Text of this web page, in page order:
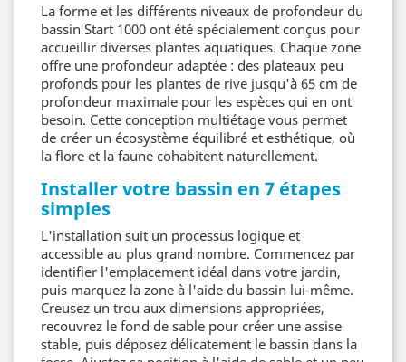
La forme et les différents niveaux de profondeur du
bassin Start 1000 ont été spécialement conçus pour
accueillir diverses plantes aquatiques. Chaque zone
offre une profondeur adaptée : des plateaux peu
profonds pour les plantes de rive jusqu'à 65 cm de
profondeur maximale pour les espèces qui en ont
besoin. Cette conception multiétage vous permet
de créer un écosystème équilibré et esthétique, où
la flore et la faune cohabitent naturellement.
Installer votre bassin en 7 étapes
simples
L'installation suit un processus logique et
accessible au plus grand nombre. Commencez par
identifier l'emplacement idéal dans votre jardin,
puis marquez la zone à l'aide du bassin lui-même.
Creusez un trou aux dimensions appropriées,
recouvrez le fond de sable pour créer une assise
stable, puis déposez délicatement le bassin dans la